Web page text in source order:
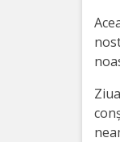
Proiecte